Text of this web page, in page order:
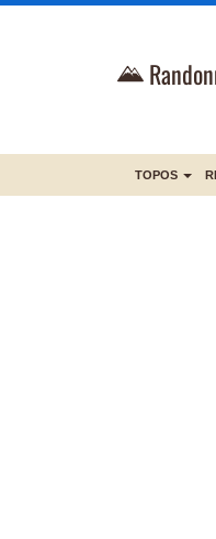
TOPOS